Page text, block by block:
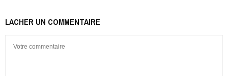
LACHER UN COMMENTAIRE